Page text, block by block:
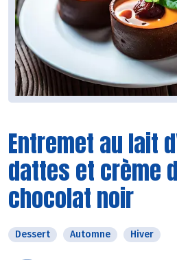
Entremet au lait
dattes et crème
chocolat noir
Dessert Automne Hiver